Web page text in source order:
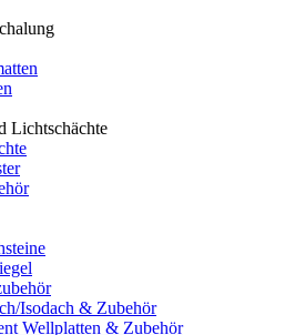
Lichtschächte
Isodach & Zubehör
Wellplatten & Zubehör